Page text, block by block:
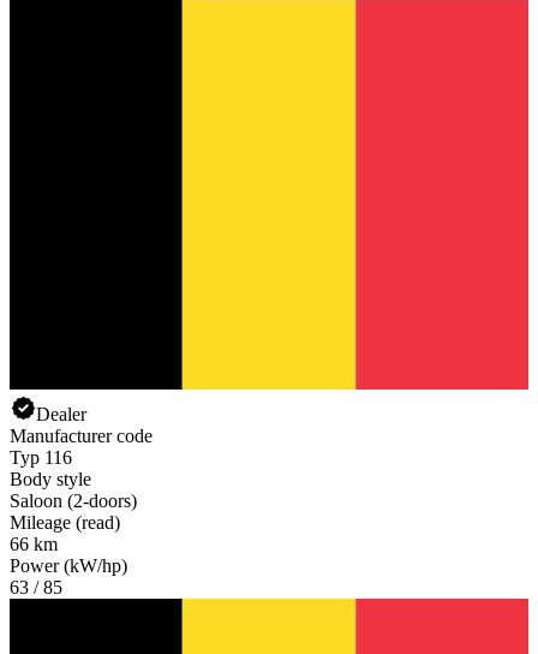
Dealer
Manufacturer code
Typ 116
Body style
Saloon (2-doors)
Mileage (read)
66 km
Power (kW/hp)
63 / 85